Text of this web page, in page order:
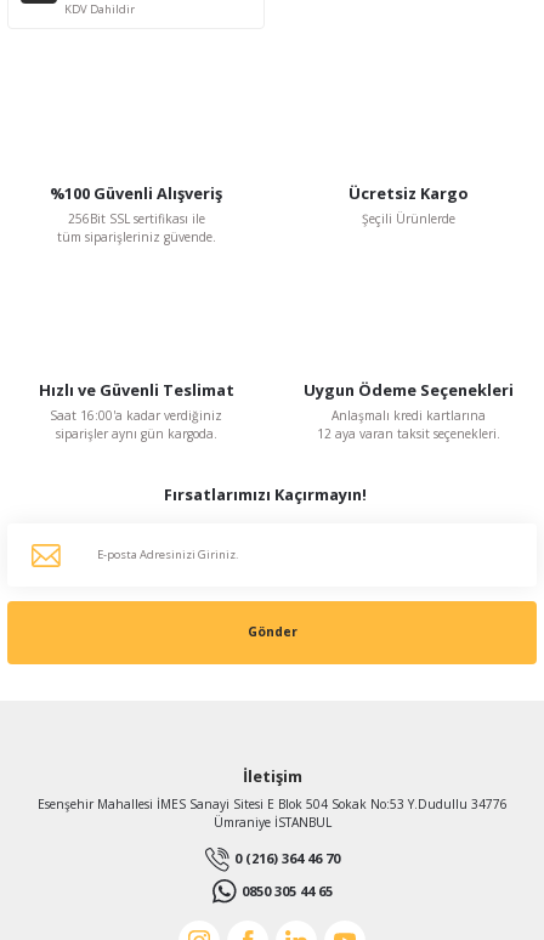
KDV Dahildir
%100 Güvenli Alışveriş
256Bit SSL sertifikası ile
tüm siparişleriniz güvende.
Ücretsiz Kargo
Şeçili Ürünlerde
Hızlı ve Güvenli Teslimat
Saat 16:00'a kadar verdiğiniz
siparişler aynı gün kargoda.
Uygun Ödeme Seçenekleri
Anlaşmalı kredi kartlarına
12 aya varan taksit seçenekleri.
Fırsatlarımızı Kaçırmayın!
Gönder
İletişim
Esenşehir Mahallesi İMES Sanayi Sitesi E Blok 504 Sokak No:53 Y.Dudullu 34776
Ümraniye İSTANBUL
0 (216) 364 46 70
0850 305 44 65